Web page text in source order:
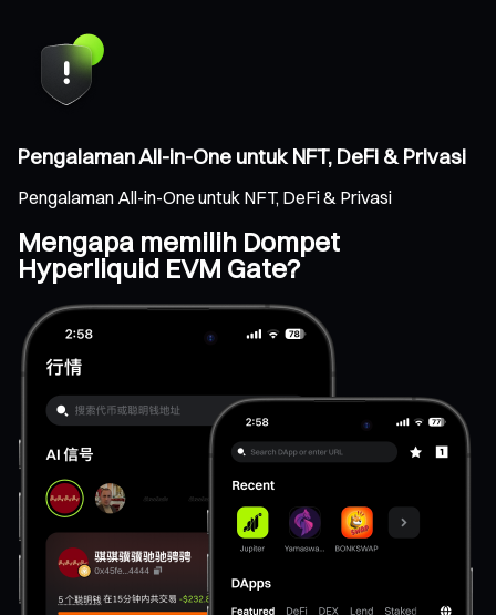
Pengalaman All-in-One untuk NFT, DeFi & Privasi
Pengalaman All-in-One untuk NFT, DeFi & Privasi
Mengapa memilih Dompet
Hyperliquid EVM Gate?